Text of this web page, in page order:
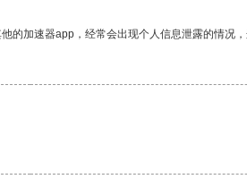
加速器app，经常会出现个人信息泄露的情况，